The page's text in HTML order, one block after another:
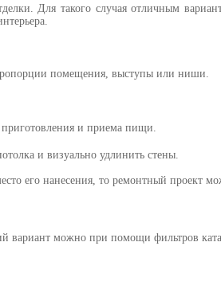
Для такого случая отличным
помещения, выступы или ниши.
и приема пищи.
и визуально удлинить стены.
его нанесения, то ремонтный проект
вариант можно при помощи фильтров